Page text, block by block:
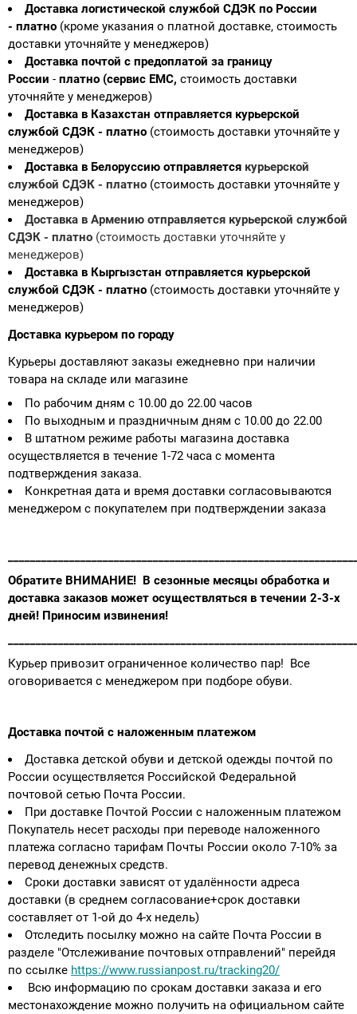
Доставка логистической службой СДЭК по России
- платно (кроме указания о платной доставке, стоимость
доставки уточняйте у менеджеров)
Доставка почтой с предоплатой за границу
России - платно (сервис ЕМС, стоимость доставки
уточняйте у менеджеров)
Доставка в Казахстан отправляется курьерской
службой СДЭК - платно (стоимость доставки уточняйте у
менеджеров)
Доставка в Белоруссию отправляется курьерской
службой СДЭК - платно (стоимость доставки уточняйте у
менеджеров)
Доставка в Армению отправляется курьерской службой
СДЭК - платно (стоимость доставки уточняйте у
менеджеров)
Доставка в Кыргызстан отправляется курьерской
службой СДЭК - платно (стоимость доставки уточняйте у
менеджеров)
Доставка курьером по городу
Курьеры доставляют заказы ежедневно при наличии
товара на складе или магазине
По рабочим дням с 10.00 до 22.00 часов
По выходным и праздничным дням с 10.00 до 22.00
В штатном режиме работы магазина доставка
осуществляется в течение 1-72 часа с момента
подтверждения заказа.
Конкретная дата и время доставки согласовываются
менеджером с покупателем при подтверждении заказа
Обратите ВНИМАНИЕ! В сезонные месяцы обработка и
доставка заказов может осуществляться в течении 2-3-х
дней! Приносим извинения!
Курьер привозит ограниченное количество пар! Все
оговоривается с менеджером при подборе обуви.
Доставка почтой с наложенным платежом
Доставка детской обуви и детской одежды почтой по
России осуществляется Российской Федеральной
почтовой сетью Почта России.
При доставке Почтой России с наложенным платежом
Покупатель несет расходы при переводе наложенного
платежа согласно тарифам Почты России около 7-10% за
перевод денежных средств.
Сроки доставки зависят от удалённости адреса
доставки (в среднем согласование+срок доставки
составляет от 1-ой до 4-х недель)
Отследить посылку можно на сайте Почта России в
разделе "Отслеживание почтовых отправлений" перейдя
по ссылке https://www.russianpost.ru/tracking20/
Всю информацию по срокам доставки заказа и его
местонахождение можно получить на официальном сайте